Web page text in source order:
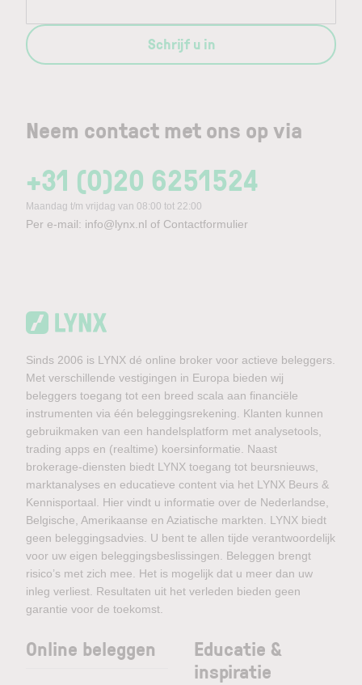
Neem contact met ons op via
+31 (0)20 6251524
Maandag t/m vrijdag van 08:00 tot 22:00
Per e-mail: info@lynx.nl of Contactformulier
Schrijf u in
Sinds 2006 is LYNX dé online broker voor actieve beleggers.
Met verschillende vestigingen in Europa bieden wij
beleggers toegang tot een breed scala aan financiële
instrumenten via één beleggingsrekening. Klanten kunnen
gebruikmaken van een handelsplatform met analysetools,
trading apps en (realtime) koersinformatie. Naast
brokerage-diensten biedt LYNX toegang tot beursnieuws,
marktanalyses en educatieve content via het LYNX Beurs &
Kennisportaal. Hier vindt u informatie over de Nederlandse,
Belgische, Amerikaanse en Aziatische markten. LYNX biedt
geen beleggingsadvies. U bent te allen tijde verantwoordelijk
voor uw eigen beleggingsbeslissingen. Beleggen brengt
risico’s met zich mee. Het is mogelijk dat u meer dan uw
inleg verliest. Resultaten uit het verleden bieden geen
garantie voor de toekomst.
Online beleggen
Educatie &
inspiratie